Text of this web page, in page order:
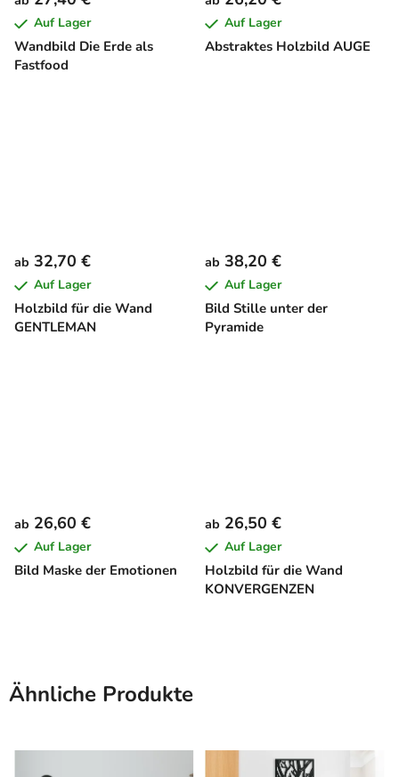
Wandbild Die Erde als
Fastfood
Auf Lager
Abstraktes Holzbild AUGE
Auf Lager
Holzbild für die Wand
GENTLEMAN
ab 32,70 €
Auf Lager
Bild Stille unter der
Pyramide
ab 38,20 €
Auf Lager
Bild Maske der Emotionen
ab 26,60 €
Auf Lager
Holzbild für die Wand
KONVERGENZEN
ab 26,50 €
Auf Lager
Ähnliche Produkte